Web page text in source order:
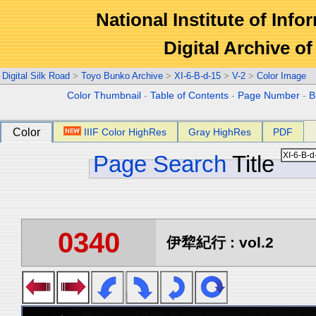
National Institute of
Digital Archive
Digital Silk Road > Toyo Bunko Archive > XI-6-B-d-15 > V-2 > Color Image
Color Thumbnail -Table of Contents - Page Number -
Color IIIF Color HighRes Gray HighRes PDF
Page Search Title
0340 伊犂紀行 : vol.2